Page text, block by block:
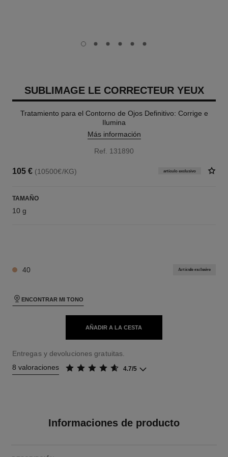
carousel dot
carousel dot
carousel dot
carousel dot
carousel dot
carousel dot
SUBLIMAGE LE CORRECTEUR YEUX
Tratamiento para el Contorno de Ojos Definitivo: Corrige e
Ilumina
Más información
Ref. 131890
105 € (10500€/KG) artículo exclusivo
TAMAÑO
10 g
40 Artículo exclusivo
ENCONTRAR MI TONO
AÑADIR A LA CESTA
Entregas y devoluciones gratuitas.
8 valoraciones
4.7/5
Informaciones de producto